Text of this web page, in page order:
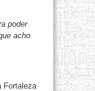
poder
acho
Fortaleza